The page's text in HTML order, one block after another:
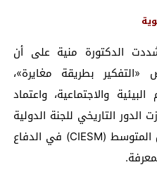
الدكتورة منية على أن
بطريقة مغايرة»،
والاجتماعية، واعتماد
الدور التاريخي للجنة الدولية
العلمية لاستكشاف البحر الأبيض المتوسط (CIESM) في الدفاع